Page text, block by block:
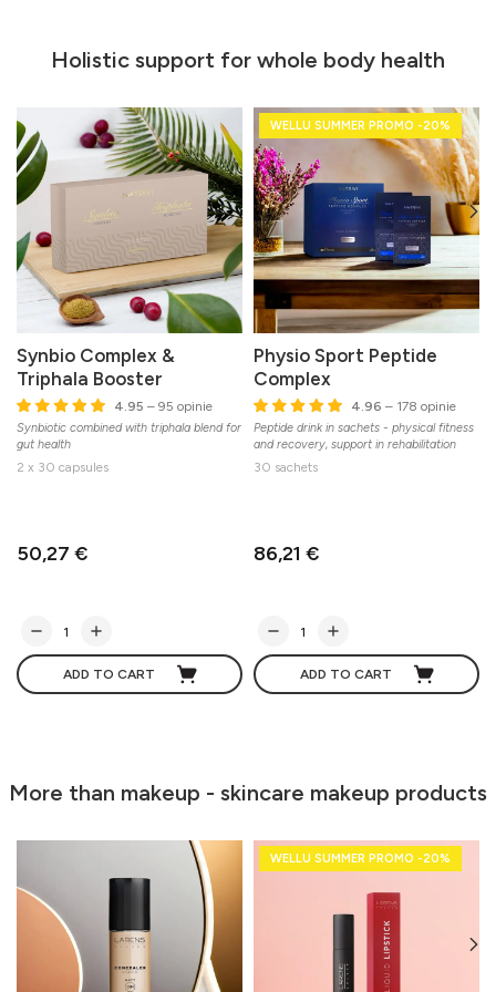
Holistic support for whole body health
Synbio Complex &
Triphala Booster
4.95 – 95 opinie
Synbiotic combined with triphala blend for
gut health
2 x 30 capsules
50,27 €
ADD TO CART
WELLU SUMMER PROMO -20%
Physio Sport Peptide
Complex
4.96 – 178 opinie
Peptide drink in sachets - physical fitness
and recovery, support in rehabilitation
30 sachets
86,21 €
ADD TO CART
More than makeup - skincare makeup products
WELLU SUMMER PROMO -20%